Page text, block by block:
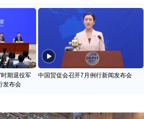
时期退役军
发布会
中国贸促会召开7月例行新闻发布会